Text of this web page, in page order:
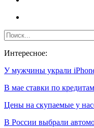
Интересное:
У мужчины украли
В мае ставки по
Цены на скупаемые у
В России выбрали